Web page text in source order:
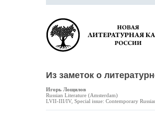
Из заметок о
Игорь Лощилов
Russian Literature (Amsterdam)
LVII-III/IV, Special issue: Contemporary